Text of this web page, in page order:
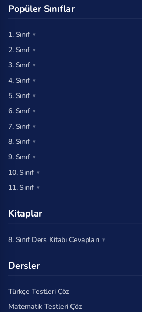
Popüler Sınıflar
1. Sınıf
2. Sınıf
3. Sınıf
4. Sınıf
5. Sınıf
6. Sınıf
7. Sınıf
8. Sınıf
9. Sınıf
10. Sınıf
11. Sınıf
Kitaplar
8. Sınıf Ders Kitabı Cevapları
Dersler
Türkçe Testleri Çöz
Matematik Testleri Çöz